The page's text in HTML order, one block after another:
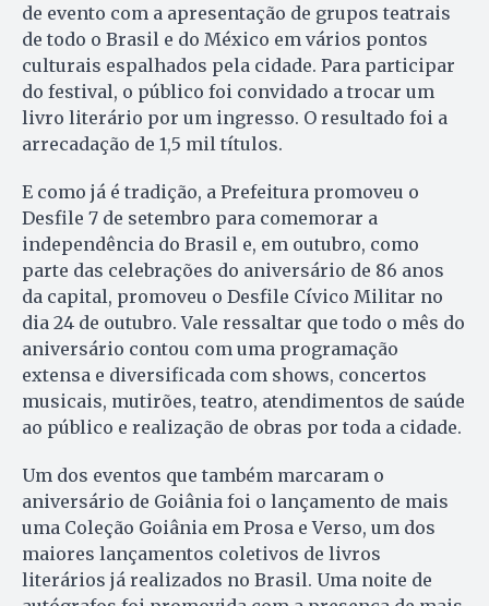
de evento com a apresentação de grupos teatrais
de todo o Brasil e do México em vários pontos
culturais espalhados pela cidade. Para participar
do festival, o público foi convidado a trocar um
livro literário por um ingresso. O resultado foi a
arrecadação de 1,5 mil títulos.
E como já é tradição, a Prefeitura promoveu o
Desfile 7 de setembro para comemorar a
independência do Brasil e, em outubro, como
parte das celebrações do aniversário de 86 anos
da capital, promoveu o Desfile Cívico Militar no
dia 24 de outubro. Vale ressaltar que todo o mês do
aniversário contou com uma programação
extensa e diversificada com shows, concertos
musicais, mutirões, teatro, atendimentos de saúde
ao público e realização de obras por toda a cidade.
Um dos eventos que também marcaram o
aniversário de Goiânia foi o lançamento de mais
uma Coleção Goiânia em Prosa e Verso, um dos
maiores lançamentos coletivos de livros
literários já realizados no Brasil. Uma noite de